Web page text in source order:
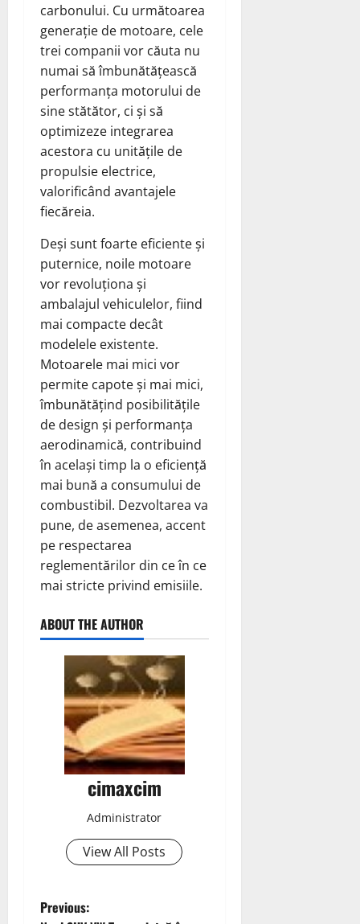
carbonului. Cu următoarea
generație de motoare, cele
trei companii vor căuta nu
numai să îmbunătățească
performanța motorului de
sine stătător, ci și să
optimizeze integrarea
acestora cu unitățile de
propulsie electrice,
valorificând avantajele
fiecăreia.
Deși sunt foarte eficiente și
puternice, noile motoare
vor revoluționa și
ambalajul vehiculelor, fiind
mai compacte decât
modelele existente.
Motoarele mai mici vor
permite capote și mai mici,
îmbunătățind posibilitățile
de design și performanța
aerodinamică, contribuind
în același timp la o eficiență
mai bună a consumului de
combustibil. Dezvoltarea va
pune, de asemenea, accent
pe respectarea
reglementărilor din ce în ce
mai stricte privind emisiile.
ABOUT THE AUTHOR
cimaxcim
Administrator
View All Posts
P
Previous: